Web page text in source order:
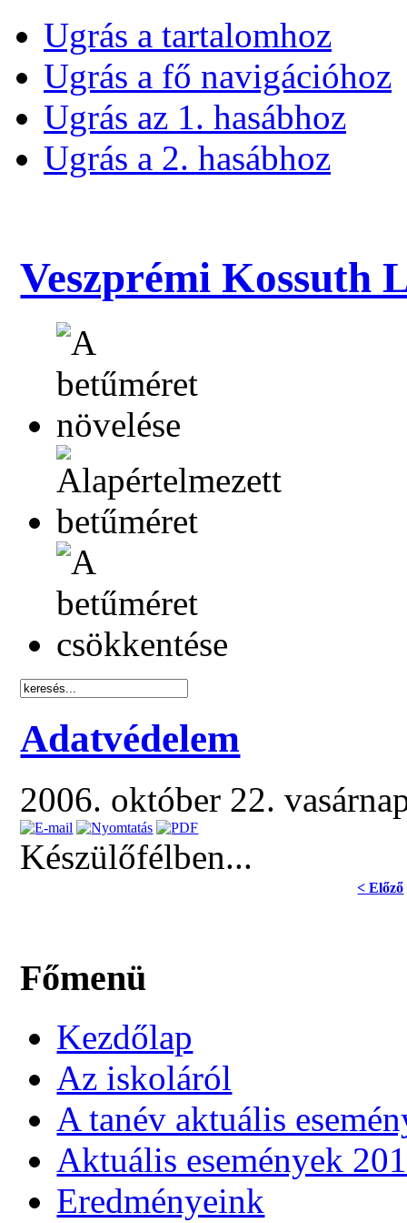
Ugrás a tartalomhoz
Ugrás a fő navigációhoz
Ugrás az 1. hasábhoz
Ugrás a 2. hasábhoz
Veszprémi Kossuth
Adatvédelem
2006. október 22.
Készülőfélben...
< Előző
Főmenü
Kezdőlap
Az iskoláról
A tanév aktuális
Aktuális események
Eredményeink